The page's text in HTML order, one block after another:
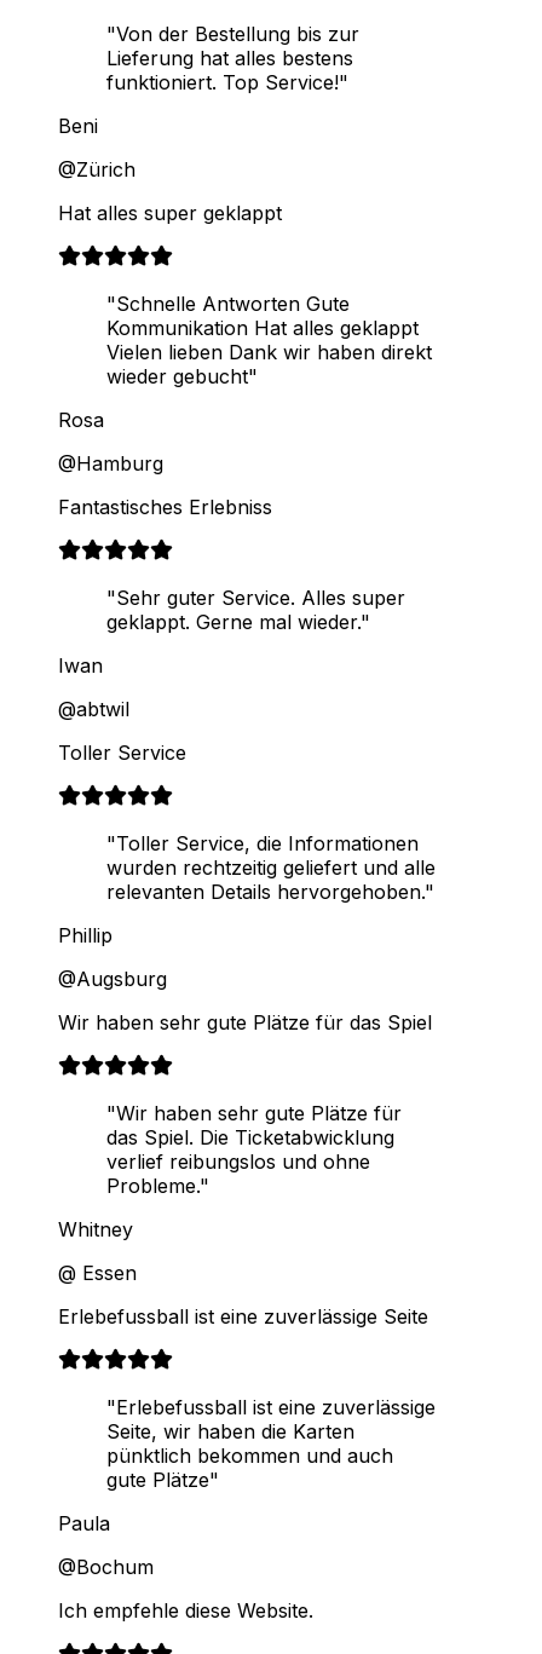
"Von der Bestellung bis zur
Lieferung hat alles bestens
funktioniert. Top Service!"
Beni
@Zürich
Hat alles super geklappt
"Schnelle Antworten Gute
Kommunikation Hat alles geklappt
Vielen lieben Dank wir haben direkt
wieder gebucht"
Rosa
@Hamburg
Fantastisches Erlebniss
"Sehr guter Service. Alles super
geklappt. Gerne mal wieder."
Iwan
@abtwil
Toller Service
"Toller Service, die Informationen
wurden rechtzeitig geliefert und alle
relevanten Details hervorgehoben."
Phillip
@Augsburg
Wir haben sehr gute Plätze für das Spiel
"Wir haben sehr gute Plätze für
das Spiel. Die Ticketabwicklung
verlief reibungslos und ohne
Probleme."
Whitney
@ Essen
Erlebefussball ist eine zuverlässige Seite
"Erlebefussball ist eine zuverlässige
Seite, wir haben die Karten
pünktlich bekommen und auch
gute Plätze"
Paula
@Bochum
Ich empfehle diese Website.